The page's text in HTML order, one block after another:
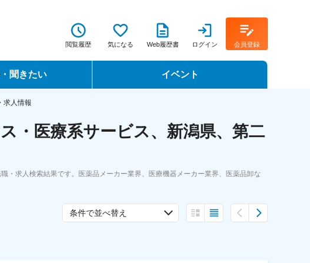
閲覧履歴 気になる Web履歴書 ログイン 会員登録
聞きたい イベント
転職フェア
求人情報
・医療系サービス、新潟県、第二
・求人検索結果です。医薬品メーカー業界、医療機器メーカー業界、医薬品卸な
条件で並べ替え